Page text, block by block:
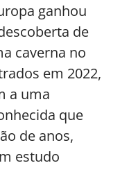
ganhou
de
caverna no
em 2022,
a uma
que
de anos,
estudo